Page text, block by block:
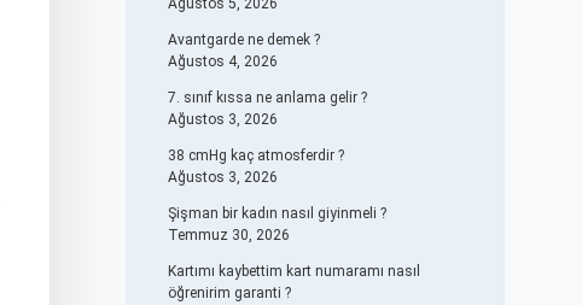
Ağustos 5, 2026
Avantgarde ne demek ?
Ağustos 4, 2026
7. sınıf kıssa ne anlama gelir ?
Ağustos 3, 2026
38 cmHg kaç atmosferdir ?
Ağustos 3, 2026
Şişman bir kadın nasıl giyinmeli ?
Temmuz 30, 2026
Kartımı kaybettim kart numaramı nasıl
öğrenirim garanti ?